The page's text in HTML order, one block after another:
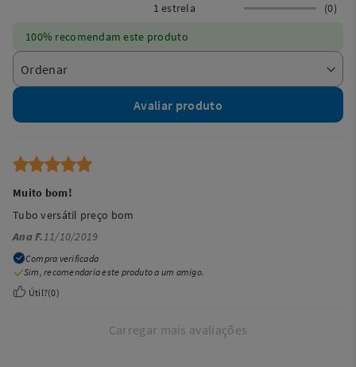
1 estrela
(0)
100% recomendam este produto
Avaliar produto
Muito bom!
Tubo versátil preço bom
Ana F.11/10/2019
Compra verificada
Sim, recomendaria este produto a um amigo.
Útil?(0)
Carregar mais avaliações